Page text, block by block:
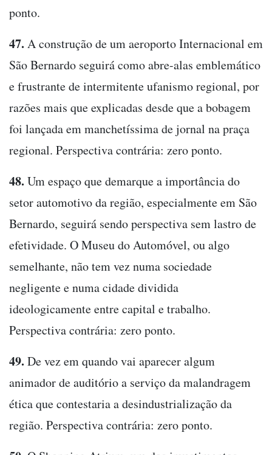
ponto.
47. A construção de um aeroporto Internacional em
São Bernardo seguirá como abre-alas emblemático
e frustrante de intermitente ufanismo regional, por
razões mais que explicadas desde que a bobagem
foi lançada em manchetíssima de jornal na praça
regional. Perspectiva contrária: zero ponto.
48. Um espaço que demarque a importância do
setor automotivo da região, especialmente em São
Bernardo, seguirá sendo perspectiva sem lastro de
efetividade. O Museu do Automóvel, ou algo
semelhante, não tem vez numa sociedade
negligente e numa cidade dividida
ideologicamente entre capital e trabalho.
Perspectiva contrária: zero ponto.
49. De vez em quando vai aparecer algum
animador de auditório a serviço da malandragem
ética que contestaria a desindustrialização da
região. Perspectiva contrária: zero ponto.